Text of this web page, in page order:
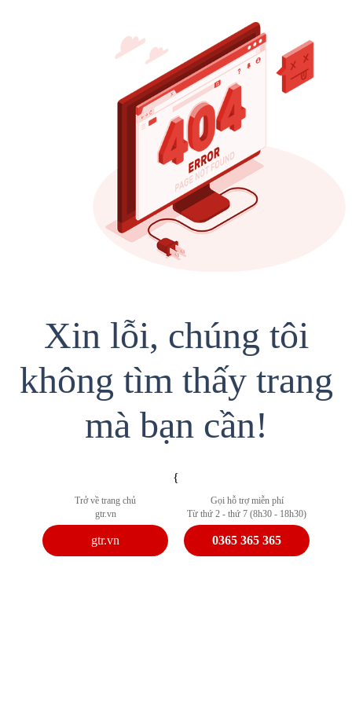
Xin lỗi, chúng tôi
không tìm thấy trang
mà bạn cần!
{
Trở về trang chủ
gtr.vn
gtr.vn
Gọi hỗ trợ miễn phí
Từ thứ 2 - thứ 7 (8h30 - 18h30)
0365 365 365